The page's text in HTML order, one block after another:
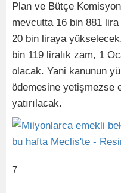
Plan ve Bütçe
mevcutta 16 bin 881 lira
20 bin liraya
bin 119 liralık zam, 1
olacak. Yani kanunun
ödemesine yetişmezse
yatırılacak.
7